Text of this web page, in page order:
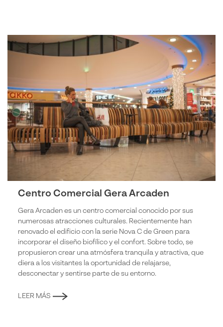
Centro Comercial Gera Arcaden
Gera Arcaden es un centro comercial conocido por sus
numerosas atracciones culturales. Recientemente han
renovado el edificio con la serie Nova C de Green para
incorporar el diseño biofílico y el confort. Sobre todo, se
propusieron crear una atmósfera tranquila y atractiva, que
diera a los visitantes la oportunidad de relajarse,
desconectar y sentirse parte de su entorno.
LEER MÁS